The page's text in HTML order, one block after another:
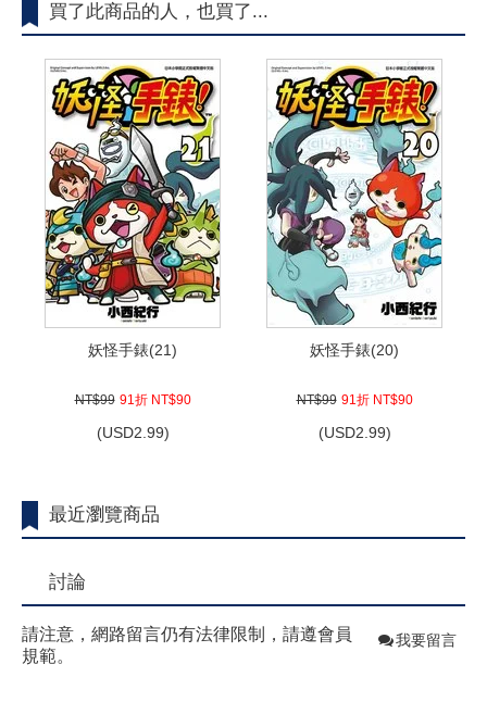
買了此商品的人，也買了...
妖怪手錶(21)
NT$99 91折 NT$90
(USD2.99)
妖怪手錶(20)
NT$99 91折 NT$90
(USD2.99)
最近瀏覽商品
討論
請注意，網路留言仍有法律限制，請遵會員
規範。
我要留言